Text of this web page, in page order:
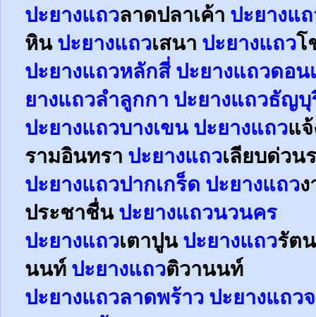
ปะยางแถวลาดปลาเค้า ปะยางแ
หิน ปะยางแถวเสนา ปะยางแถวโ
ปะยางแถวหลักสี่ ปะยางแถวดอน
ยางแถวลำลูกกา ปะยางแถวธัญบุ
ปะยางแถวบางเขน ปะยางแถวแ
รามอินทรา ปะยางแถวเลียบด่วน
ปะยางแถวปากเกร็ด ปะยางแถว
ประชาชื่น ปะยางแถวนวนคร
ปะยางแถวเตาปูน ปะยางแถวรัต
นนท์ ปะยางแถวติวานนท์
ปะยางแถวลาดพร้าว ปะยางแถว